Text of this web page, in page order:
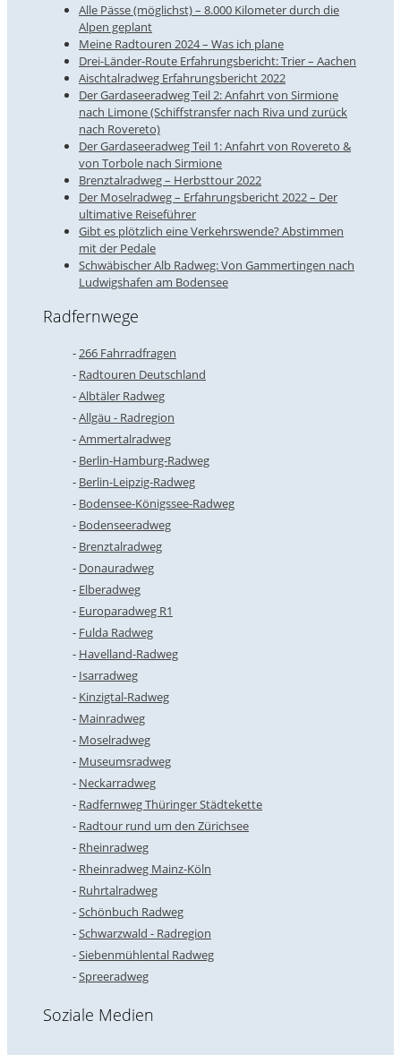
Alle Pässe (möglichst) – 8.000 Kilometer durch die
Alpen geplant
Meine Radtouren 2024 – Was ich plane
Drei-Länder-Route Erfahrungsbericht: Trier – Aachen
Aischtalradweg Erfahrungsbericht 2022
Der Gardaseeradweg Teil 2: Anfahrt von Sirmione
nach Limone (Schiffstransfer nach Riva und zurück
nach Rovereto)
Der Gardaseeradweg Teil 1: Anfahrt von Rovereto &
von Torbole nach Sirmione
Brenztalradweg – Herbsttour 2022
Der Moselradweg – Erfahrungsbericht 2022 – Der
ultimative Reiseführer
Gibt es plötzlich eine Verkehrswende? Abstimmen
mit der Pedale
Schwäbischer Alb Radweg: Von Gammertingen nach
Ludwigshafen am Bodensee
Radfernwege
266 Fahrradfragen
Radtouren Deutschland
Albtäler Radweg
Allgäu - Radregion
Ammertalradweg
Berlin-Hamburg-Radweg
Berlin-Leipzig-Radweg
Bodensee-Königssee-Radweg
Bodenseeradweg
Brenztalradweg
Donauradweg
Elberadweg
Europaradweg R1
Fulda Radweg
Havelland-Radweg
Isarradweg
Kinzigtal-Radweg
Mainradweg
Moselradweg
Museumsradweg
Neckarradweg
Radfernweg Thüringer Städtekette
Radtour rund um den Zürichsee
Rheinradweg
Rheinradweg Mainz-Köln
Ruhrtalradweg
Schönbuch Radweg
Schwarzwald - Radregion
Siebenmühlental Radweg
Spreeradweg
Soziale Medien